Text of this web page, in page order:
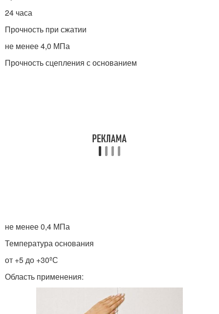
24 часа
Прочность при сжатии
не менее 4,0 МПа
Прочность сцепления с основанием
не менее 0,4 МПа
Температура основания
от +5 до +30ºС
Область применения: